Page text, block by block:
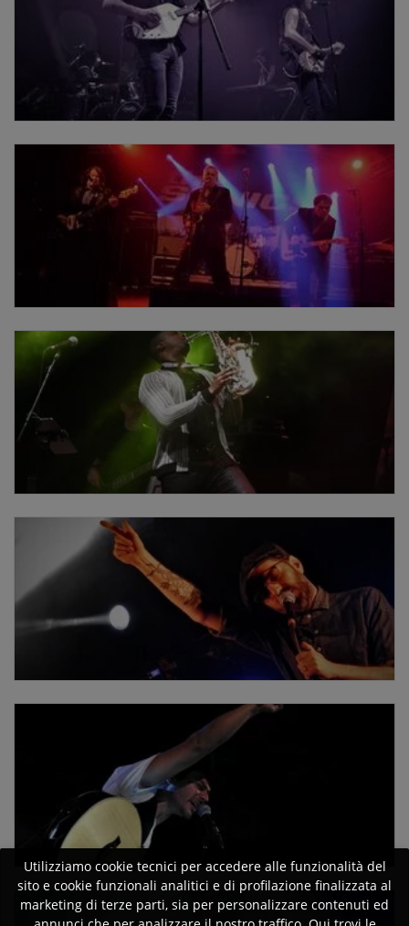
Utilizziamo cookie tecnici per accedere alle funzionalità del
sito e cookie funzionali analitici e di profilazione finalizzata al
marketing di terze parti, sia per personalizzare contenuti ed